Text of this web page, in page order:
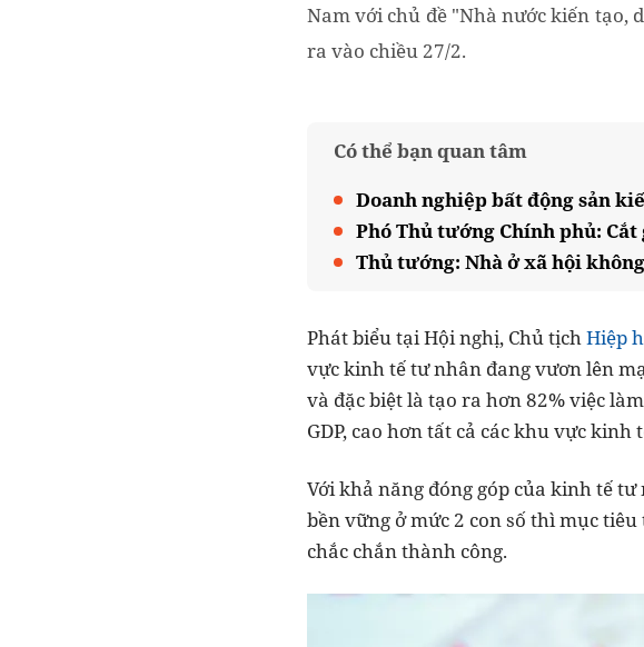
Nam với chủ đề "Nhà nước kiến tạo,
ra vào chiều 27/2.
Có thể bạn quan tâm
Doanh nghiệp bất động sản
Phó Thủ tướng Chính phủ:
Thủ tướng: Nhà ở xã hội
Phát biểu tại Hội nghị, Chủ tịch Hiệp
vực kinh tế tư nhân đang vươn lên
và đặc biệt là tạo ra hơn 82% việc
GDP, cao hơn tất cả các khu vực kinh
Với khả năng đóng góp của kinh tế
bền vững ở mức 2 con số thì mục
chắc chắn thành công.